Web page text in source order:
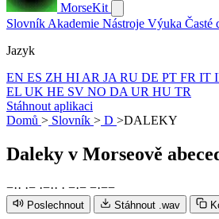
MorseKit
Slovník Akademie Nástroje Výuka Časté
Jazyk
EN ES ZH HI AR JA RU DE PT FR IT
EL UK HE SV NO DA UR HU TR
Stáhnout aplikaci
Domů > Slovník > D >DALEKY
Daleky v Morseově
−·· ·− ·−·· · −·− −·−−
Poslechnout Stáhnout .wav